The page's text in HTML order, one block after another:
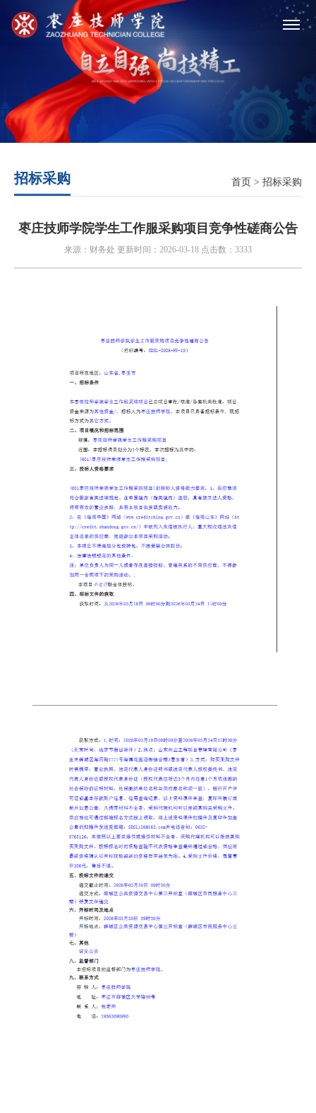
招标采购 首页 > 招标采购
枣庄技师学院学生工作服采购项目竞争性磋商公告
来源：财务处 更新时间：2026-03-18 点击数：3333